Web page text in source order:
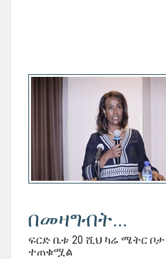
በመዛግብት...
ፍርድ ቤቱ 20 ሺህ ካሬ ሜትር
ተጠቁሟል